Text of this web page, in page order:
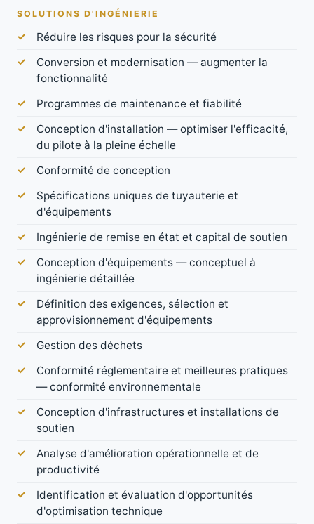
SOLUTIONS D'INGÉNIERIE
Réduire les risques pour la sécurité
Conversion et modernisation — augmenter la
fonctionnalité
Programmes de maintenance et fiabilité
Conception d'installation — optimiser l'efficacité,
du pilote à la pleine échelle
Conformité de conception
Spécifications uniques de tuyauterie et
d'équipements
Ingénierie de remise en état et capital de soutien
Conception d'équipements — conceptuel à
ingénierie détaillée
Définition des exigences, sélection et
approvisionnement d'équipements
Gestion des déchets
Conformité réglementaire et meilleures pratiques
— conformité environnementale
Conception d'infrastructures et installations de
soutien
Analyse d'amélioration opérationnelle et de
productivité
Identification et évaluation d'opportunités
d'optimisation technique